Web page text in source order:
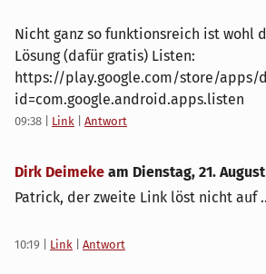
Nicht ganz so funktionsreich ist wohl
Lösung (dafür gratis) Listen:
https://play.google.com/store/apps/
id=com.google.android.apps.listen
09:38 Link Antwort
Dirk Deimeke am Dienstag, 21.
Patrick, der zweite Link löst nicht auf
10:19 Link Antwort